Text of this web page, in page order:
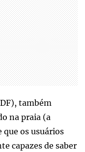
também
na praia (a
que os usuários
capazes de saber